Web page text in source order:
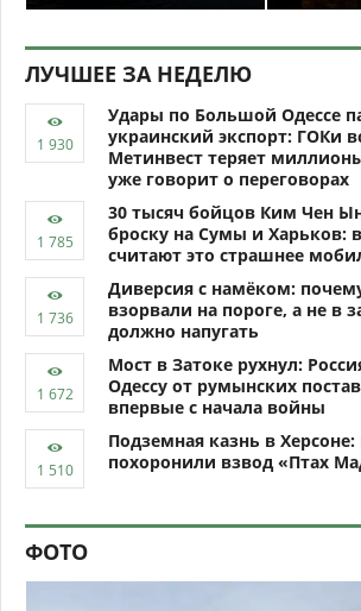
ЛУЧШЕЕ ЗА НЕДЕЛЮ
Удары по Большой Одессе
украинский экспорт: ГОКи
Метинвест теряет
уже говорит о переговорах
30 тысяч бойцов Ким Чен
броску на Сумы и Харьков:
считают это страшнее
Диверсия с намёком:
взорвали на пороге, а не в
должно напугать
Мост в Затоке рухнул:
Одессу от румынских
впервые с начала войны
Подземная казнь в
похоронили взвод «Птах
ФОТО